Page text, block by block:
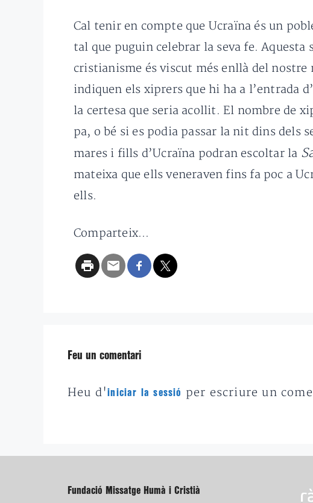
Cal tenir en compte que Ucraïna és un
tal que puguin celebrar la seva fe.
cristianisme és viscut més enllà del
indiquen els xiprers que hi ha a l’entrada
la certesa que seria acollit. El nombre de
pa, o bé si es podia passar la nit dins dels
mares i fills d’Ucraïna podran escoltar la
mateixa que ells veneraven fins fa poc a
ells.
Comparteix...
Feu un comentari
Heu d'iniciar la sessió per escriure un
Fundació Missatge Humà i Cristià